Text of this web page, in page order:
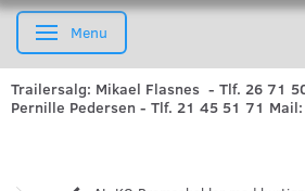
Skifte navigation
Menu
Trailersalg: Mikael Flasnes - Tlf. 26 71
Pernille Pedersen - Tlf. 21 45 51 71